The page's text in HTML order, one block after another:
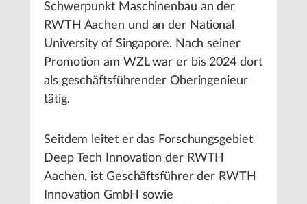
Schwerpunkt Maschinenbau an der
RWTH Aachen und an der National
University of Singapore. Nach seiner
Promotion am WZL war er bis 2024 dort
als geschäftsführender Oberingenieur
tätig.
Seitdem leitet er das Forschungsgebiet
Deep Tech Innovation der RWTH
Aachen, ist Geschäftsführer der RWTH
Innovation GmbH sowie